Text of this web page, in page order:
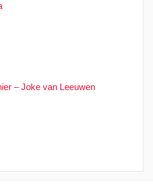
– Joke van Leeuwen